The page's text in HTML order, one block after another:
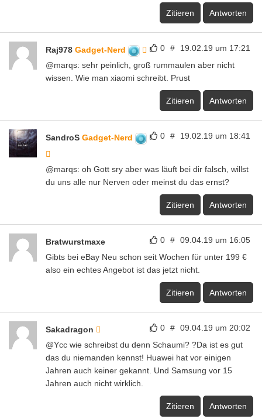
Zitieren Antworten
0 # 19.02.19 um 17:21
Raj978 Gadget-Nerd
@marqs: sehr peinlich, groß rummaulen aber nicht
wissen. Wie man xiaomi schreibt. Prust
Zitieren Antworten
0 # 19.02.19 um 18:41
SandroS Gadget-Nerd
@marqs: oh Gott sry aber was läuft bei dir falsch, willst
du uns alle nur Nerven oder meinst du das ernst?
Zitieren Antworten
0 # 09.04.19 um 16:05
Bratwurstmaxe
Gibts bei eBay Neu schon seit Wochen für unter 199 €
also ein echtes Angebot ist das jetzt nicht.
Zitieren Antworten
0 # 09.04.19 um 20:02
Sakadragon
@Ycc wie schreibst du denn Schaumi? ?Da ist es gut
das du niemanden kennst! Huawei hat vor einigen
Jahren auch keiner gekannt. Und Samsung vor 15
Jahren auch nicht wirklich.
Zitieren Antworten